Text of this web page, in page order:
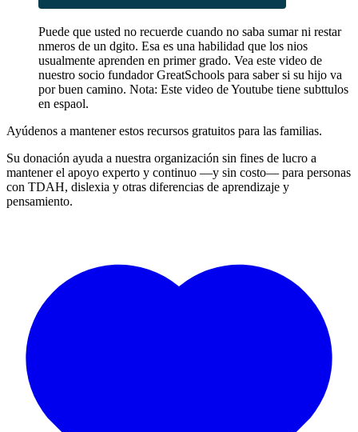
Puede que usted no recuerde cuando no saba sumar ni restar
nmeros de un dgito. Esa es una habilidad que los nios
usualmente aprenden en primer grado. Vea este video de
nuestro socio fundador GreatSchools para saber si su hijo va
por buen camino. Nota: Este video de Youtube tiene subttulos
en espaol.
Ayúdenos a mantener estos recursos gratuitos para las familias.
Su donación ayuda a nuestra organización sin fines de lucro a
mantener el apoyo experto y continuo —y sin costo— para personas
con TDAH, dislexia y otras diferencias de aprendizaje y
pensamiento.